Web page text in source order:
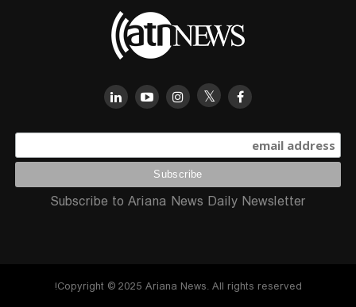
Subscribe to Ariana News Daily Newsletter
Copyright © 2025 Ariana News. All rights reserved!